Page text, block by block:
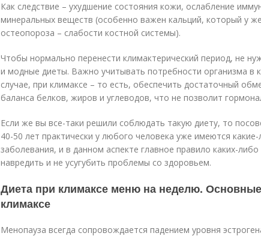
Как следствие – ухудшение состояния кожи, ослабление
минеральных веществ (особенно важен кальций, который у
остеопороза – слабости костной системы).
Чтобы нормально перенести климактерический период, не
и модные диеты. Важно учитывать потребности организма в
случае, при климаксе – то есть, обеспечить достаточный
баланса белков, жиров и углеводов, что не позволит
Если же вы все-таки решили соблюдать такую диету, то
40-50 лет практически у любого человека уже имеются
заболевания, и в данном аспекте главное правило каких-
навредить и не усугубить проблемы со здоровьем.
Диета при климаксе меню на неделю.
климаксе
Менопауза всегда сопровождается падением уровня